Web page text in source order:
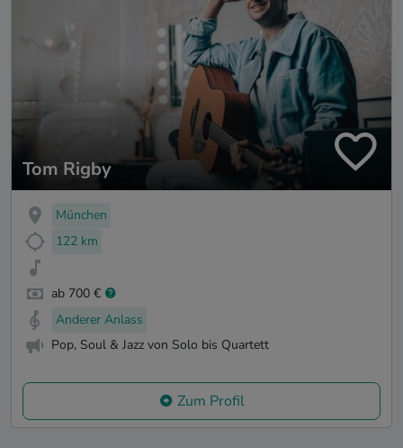
Tom Rigby
München
122 km
ab 700 €
Anderer Anlass
Pop, Soul & Jazz von Solo bis Quartett
Zum Profil